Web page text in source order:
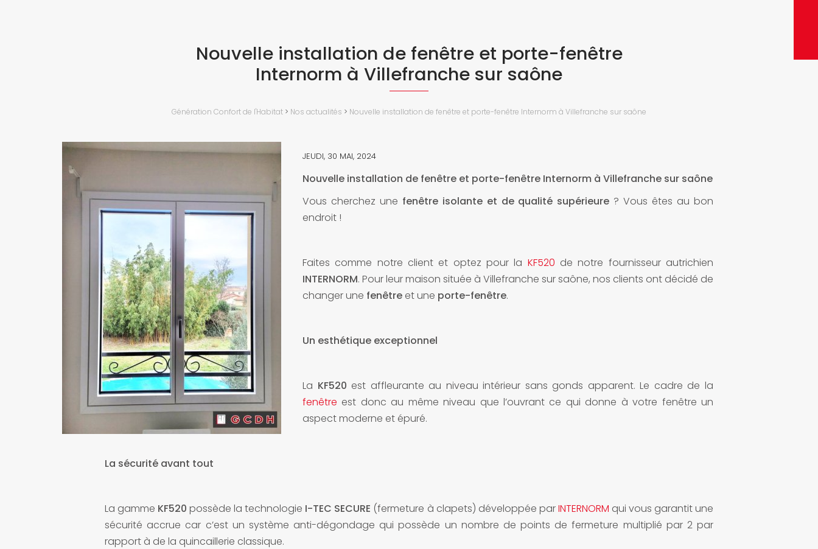
Nouvelle installation de fenêtre et porte-fenêtre
Internorm à Villefranche sur saône
Génération Confort de l'Habitat > Nos actualités > Nouvelle installation de fenêtre et porte-fenêtre Internorm à Villefranche sur saône
JEUDI, 30 MAI, 2024
Nouvelle installation de fenêtre et porte-fenêtre Internorm à Villefranche sur saône
Vous cherchez une fenêtre isolante et de qualité supérieure ? Vous êtes au bon
endroit !
Faites comme notre client et optez pour la KF520 de notre fournisseur autrichien
INTERNORM. Pour leur maison située à Villefranche sur saône, nos clients ont décidé de
changer une fenêtre et une porte-fenêtre.
Un esthétique exceptionnel
La KF520 est affleurante au niveau intérieur sans gonds apparent. Le cadre de la
fenêtre est donc au même niveau que l’ouvrant ce qui donne à votre fenêtre un
aspect moderne et épuré.
La sécurité avant tout
La gamme KF520possède la technologie I-TEC SECURE (fermeture à clapets) développée parINTERNORM qui vous garantit une
sécurité accrue car c’est un système anti-dégondage qui possède un nombre de points de fermeture multiplié par 2 par
rapport à de la quincaillerie classique.